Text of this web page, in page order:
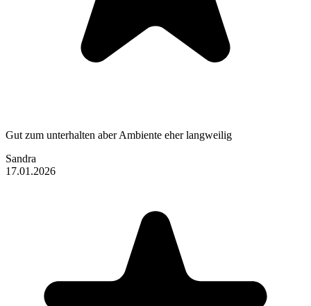
Gut zum unterhalten aber Ambiente eher langweilig
Sandra
17.01.2026